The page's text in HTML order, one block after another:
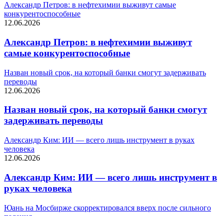
Александр Петров: в нефтехимии выживут самые
конкурентоспособные
12.06.2026
Александр Петров: в нефтехимии выживут
самые конкурентоспособные
Назван новый срок, на который банки смогут задерживать
переводы
12.06.2026
Назван новый срок, на который банки смогут
задерживать переводы
Александр Ким: ИИ — всего лишь инструмент в руках
человека
12.06.2026
Александр Ким: ИИ — всего лишь инструмент в
руках человека
Юань на Мосбирже скорректировался вверх после сильного